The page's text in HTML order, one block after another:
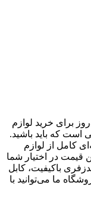
برای خرید لوازم
است که باید باشید.
کامل از لوازم
قیمت در اختیار شما
باکیفیت، کابل
ما می‌توانید با